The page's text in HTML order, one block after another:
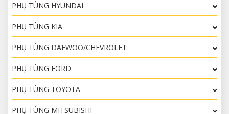
PHỤ TÙNG HYUNDAI
PHỤ TÙNG KIA
PHỤ TÙNG DAEWOO/CHEVROLET
PHỤ TÙNG FORD
PHỤ TÙNG TOYOTA
PHỤ TÙNG MITSUBISHI